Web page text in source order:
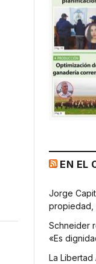
EN EL
Jorge
propiedad,
Schneider
«Es
La Libertad